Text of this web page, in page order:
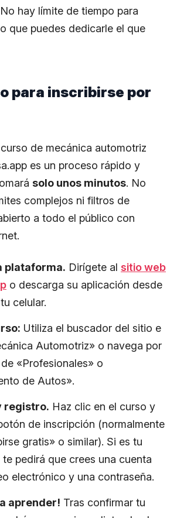
hay límite de tiempo para
que puedes dedicarle el que
para inscribirse por
de mecánica automotriz
es un proceso rápido y
solo unos minutos. No
complejos ni filtros de
a todo el público con
plataforma. Dirígete al sitio web
o descarga su aplicación desde
celular.
Utiliza el buscador del sitio e
Automotriz» o navega por
«Profesionales» o
de Autos».
registro. Haz clic en el curso y
de inscripción (normalmente
gratis» o similar). Si es tu
te pedirá que crees una cuenta
electrónico y una contraseña.
aprender! Tras confirmar tu